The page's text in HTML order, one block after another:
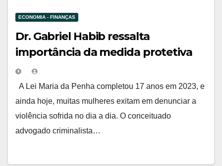
ECONOMIA - FINANÇAS
Dr. Gabriel Habib ressalta
importância da medida protetiva
em casos de violência contra a
mulher
A Lei Maria da Penha completou 17 anos em 2023, e
ainda hoje, muitas mulheres exitam em denunciar a
violência sofrida no dia a dia. O conceituado
advogado criminalista…